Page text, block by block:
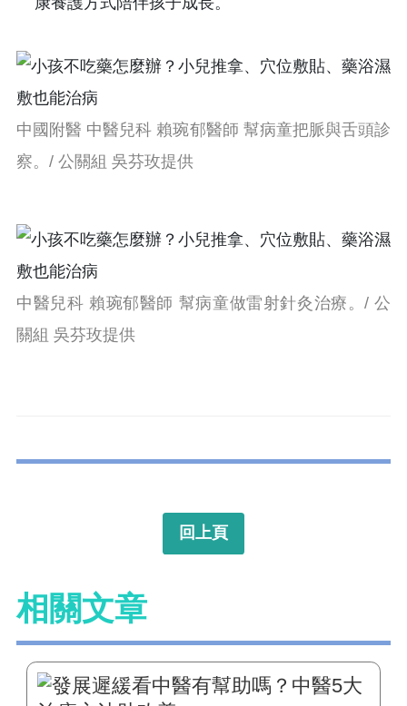
中國附醫 中醫兒科 賴琬郁醫師 幫病童把脈與舌頭診
察。/ 公關組 吳芬玫提供
中醫兒科 賴琬郁醫師 幫病童做雷射針灸治療。/ 公
關組 吳芬玫提供
回上頁
相關文章